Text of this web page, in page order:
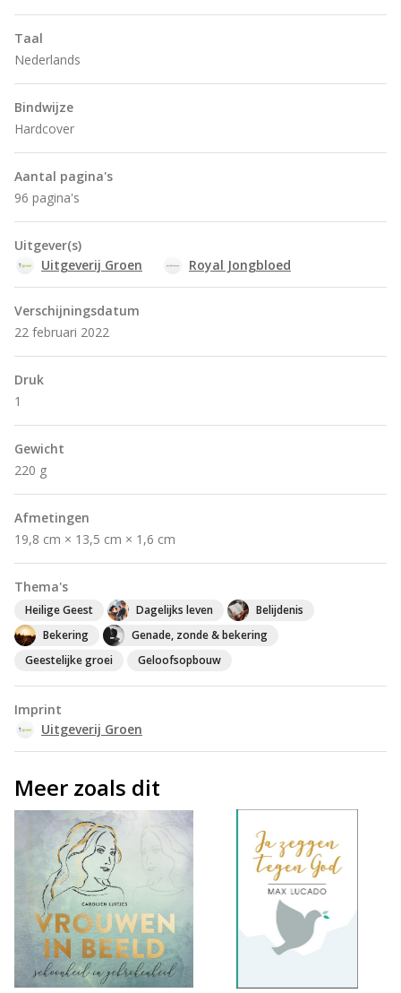
Taal
Nederlands
Bindwijze
Hardcover
Aantal pagina's
96 pagina's
Uitgever(s)
Uitgeverij Groen
Royal Jongbloed
Verschijningsdatum
22 februari 2022
Druk
1
Gewicht
220 g
Afmetingen
19,8 cm × 13,5 cm × 1,6 cm
Thema's
Heilige Geest Dagelijks leven
Belijdenis
Bekering
Genade, zonde & bekering
Geestelijke groei
Geloofsopbouw
Imprint
Uitgeverij Groen
Meer zoals dit